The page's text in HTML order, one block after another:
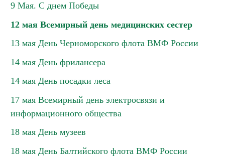
9 Мая. С днем Победы
12 мая Всемирный день медицинских сестер
13 мая День Черноморского флота ВМФ России
14 мая День фрилансера
14 мая День посадки леса
17 мая Всемирный день электросвязи и
информационного общества
18 мая День музеев
18 мая День Балтийского флота ВМФ России